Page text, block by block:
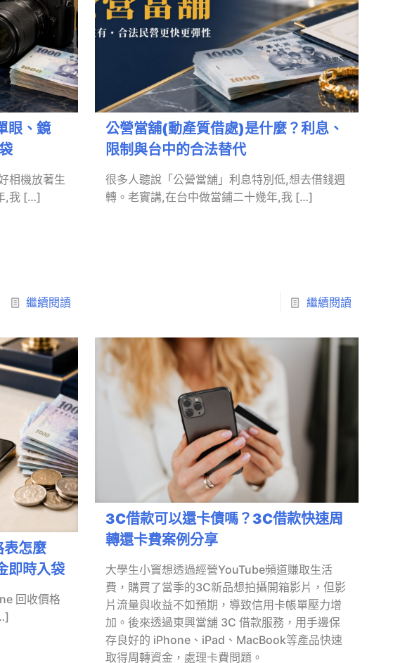
眼、鏡
相機放著生
,我[…]
繼續閱讀
公營當舖(動產質借處)是什麼？利息、
限制與台中的合法替代
很多人聽說「公營當舖」利息特別低,想去借錢週
轉。老實講,在台中做當鋪二十幾年,我 […]
繼續閱讀
怎麼
即時入袋
回收價格
3C借款可以還卡債嗎？3C借款快速周
轉還卡費案例分享
大學生小竇想透過經營YouTube頻道賺取生活
費，購買了當季的3C新品想拍攝開箱影片，但影
片流量與收益不如預期，導致信用卡帳單壓力增
加。後來透過東興當舖 3C 借款服務，用手邊保
存良好的 iPhone、iPad、MacBook等產品快速
取得周轉資金，處理卡費問題。